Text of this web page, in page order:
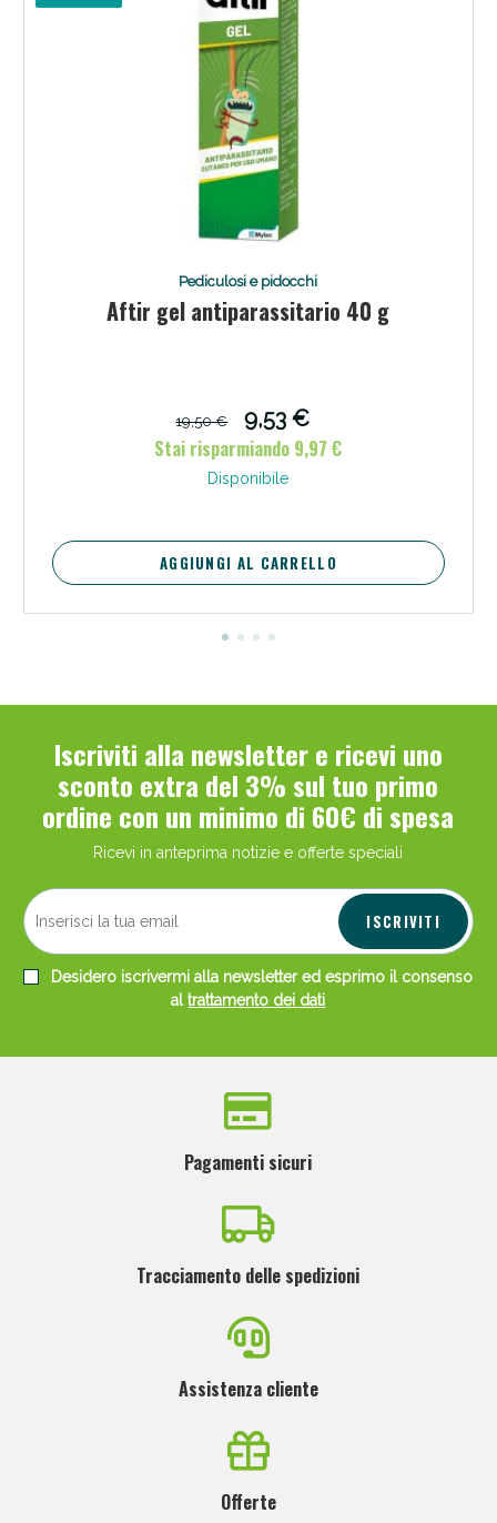
Pediculosi e pidocchi
Aftir gel antiparassitario 40 g
19,50 €
9,53 €
Stai risparmiando 9,97 €
Disponibile
AGGIUNGI AL CARRELLO
Iscriviti alla newsletter e ricevi uno
sconto extra del 3% sul tuo primo
ordine con un minimo di 60€ di spesa
Ricevi in anteprima notizie e offerte speciali
ISCRIVITI
Desidero iscrivermi alla newsletter ed esprimo il consenso
altrattamento dei dati
Pagamenti sicuri
Tracciamento delle spedizioni
Assistenza cliente
Offerte
Scopri le offerte di Oggi